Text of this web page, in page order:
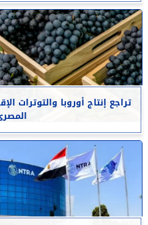
تراجع إنتاج أوروبا والتوترات